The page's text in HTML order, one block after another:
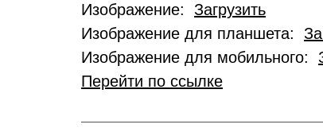
Изображение: Загрузить
Изображение для планшета:
Изображение для мобильного:
Перейти по ссылке